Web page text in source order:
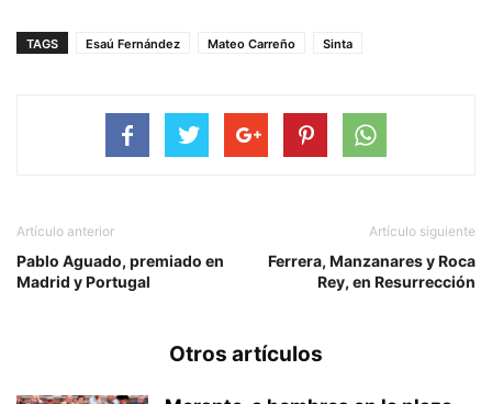
TAGS Esaú Fernández Mateo Carreño Sinta
Artículo anterior
Pablo Aguado, premiado en
Madrid y Portugal
Artículo siguiente
Ferrera, Manzanares y Roca
Rey, en Resurrección
Otros artículos